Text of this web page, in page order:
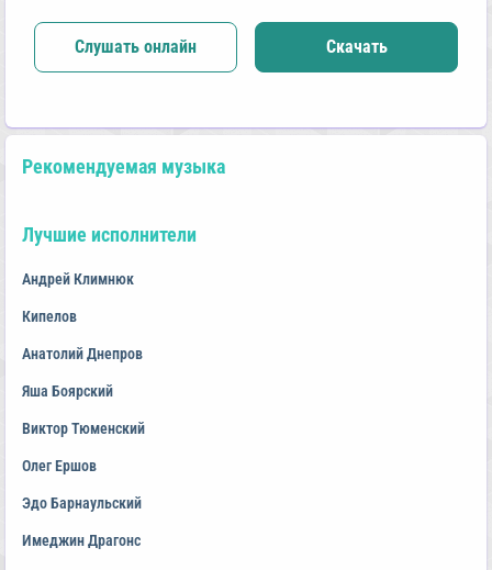
Слушать онлайн Скачать
Рекомендуемая музыка
Лучшие исполнители
Андрей Климнюк
Кипелов
Анатолий Днепров
Яша Боярский
Виктор Тюменский
Олег Ершов
Эдо Барнаульский
Имеджин Драгонс